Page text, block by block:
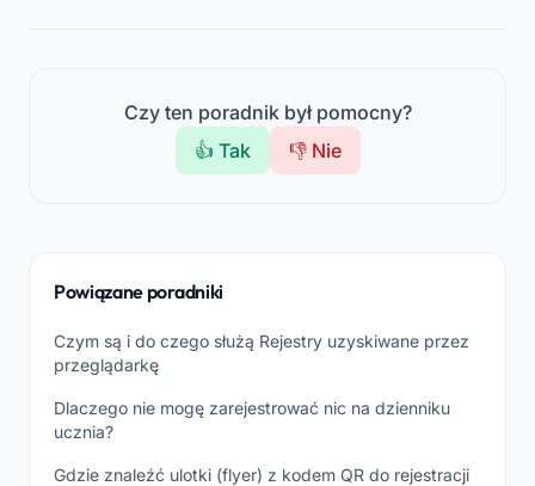
Czy ten poradnik był pomocny?
👍 Tak
👎 Nie
Powiązane poradniki
Czym są i do czego służą Rejestry uzyskiwane przez
przeglądarkę
Dlaczego nie mogę zarejestrować nic na dzienniku
ucznia?
Gdzie znaleźć ulotki (flyer) z kodem QR do rejestracji